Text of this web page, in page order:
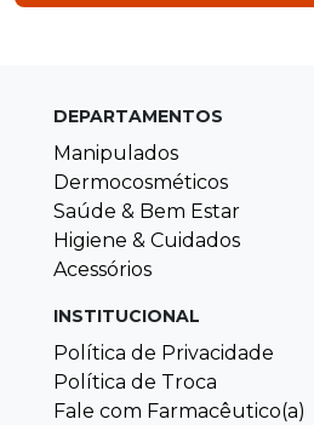
DEPARTAMENTOS
Manipulados
Dermocosméticos
Saúde & Bem Estar
Higiene & Cuidados
Acessórios
INSTITUCIONAL
Política de Privacidade
Política de Troca
Fale com Farmacêutico(a)